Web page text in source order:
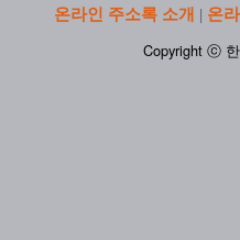
온라인 주소록 소개 | 온
Copyright ⓒ